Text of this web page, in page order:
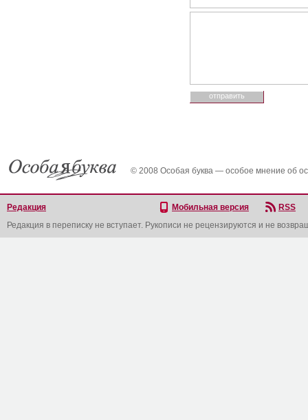
© 2008 Особая буква — особое мнение об
Редакция Мобильная версия
RSS
Редакция в переписку не вступает. Рукописи не рецензируются и не